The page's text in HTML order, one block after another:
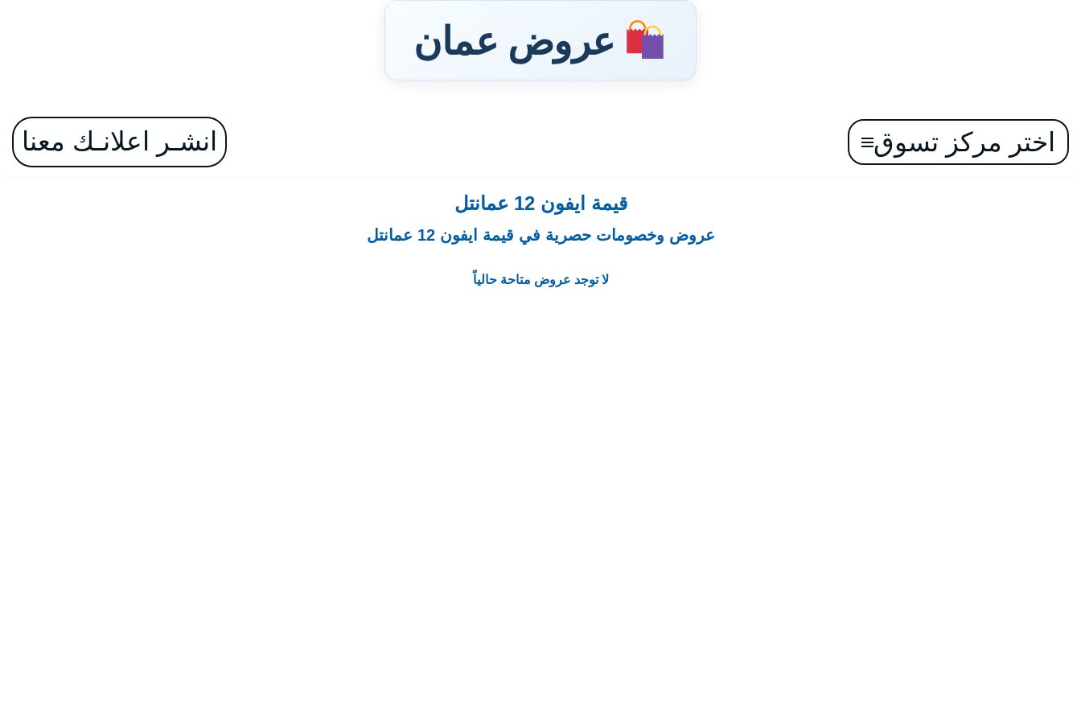
عروض عمان
تخطىاختر مركز تسوق انشـر اعلانـك معنا
قيمة ايفون 12 عمانتل
عروض وخصومات حصرية في قيمة ايفون 12 عمانتل
لا توجد عروض متاحة حالياً